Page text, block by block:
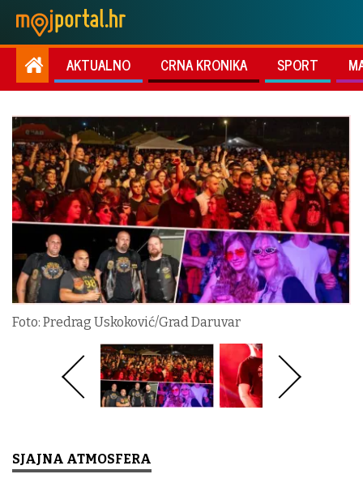
AKTUALNO CRNA KRONIKA SPORT
Foto: Predrag Uskoković/Grad Daruvar
SJAJNA ATMOSFERA